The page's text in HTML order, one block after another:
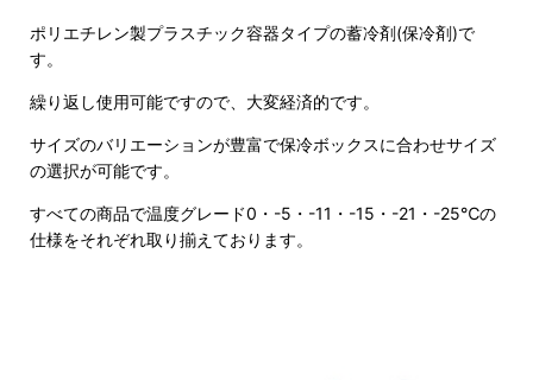
ポリエチレン製プラスチック容器タイプの蓄冷剤(保冷剤)で
す。
繰り返し使用可能ですので、大変経済的です。
サイズのバリエーションが豊富で保冷ボックスに合わせサイズ
の選択が可能です。
すべての商品で温度グレード0・-5・-11・-15・-21・-25℃の
仕様をそれぞれ取り揃えております。